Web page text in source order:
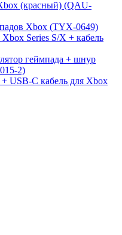
(красный) (QAU-
Xbox (TYX-0649)
Series S/X + кабель
геймпада + шнур
2)
USB-C кабель для Xbox